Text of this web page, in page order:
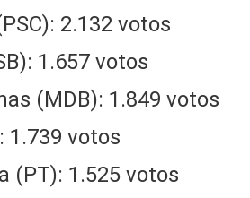
2.132 votos
1.657 votos
(MDB): 1.849 votos
1.739 votos
(PT): 1.525 votos